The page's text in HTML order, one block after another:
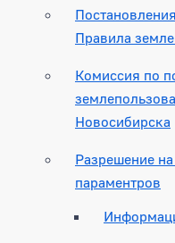
Правила
Комиссия по
Новосибирска
Разрешение
параментров